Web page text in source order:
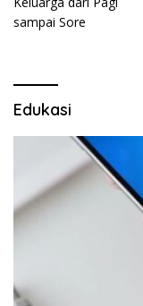
Edukasi